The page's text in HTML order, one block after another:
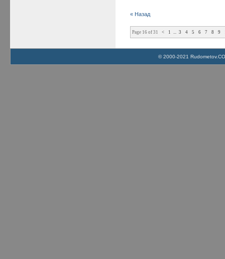
« Назад
Page 16 of 31 < 1 3 4 5 6 7 8 9
© 2000-2021